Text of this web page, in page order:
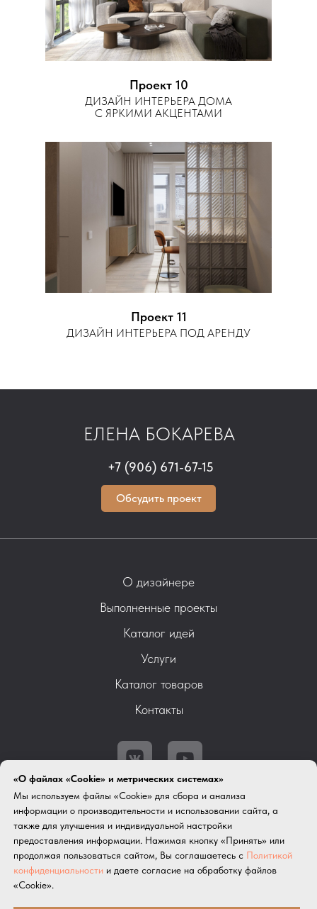
ДИЗАЙН ИНТЕРЬЕРА ДОМА
С ЯРКИМИ АКЦЕНТАМИ
Проект 10
ДИЗАЙН ИНТЕРЬЕРА ПОД АРЕНДУ
Проект 11
+7 (906) 671-67-15
© 2025 Самозанятый Елена Бокарева,
ИНН: 366408795590
89066716715@mail.ru
89066716715
О дизайнере
Выполненные проекты
Каталог идей
Услуги
Каталог товаров
Контакты
Обсудить проект
ЕЛЕНА БОКАРЕВА
Политика конфиденциальности
«О файлах «Cookie» и метрических системах»
Мы используем файлы «Cookie» для сбора и анализа
информации о производительности и использовании сайта, а
также для улучшения и индивидуальной настройки
предоставления информации. Нажимая кнопку «Принять» или
продолжая пользоваться сайтом, Вы соглашаетесь с Политикой
конфиденциальности и даете согласие на обработку файлов
«Cookie».